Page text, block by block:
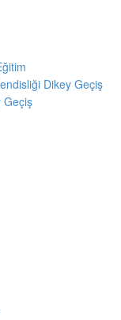
Dikey Geçiş
Geçiş